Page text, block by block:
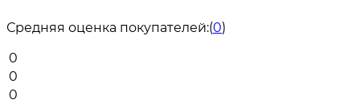
Средняя оценка покупателей:(0)
0
0
0